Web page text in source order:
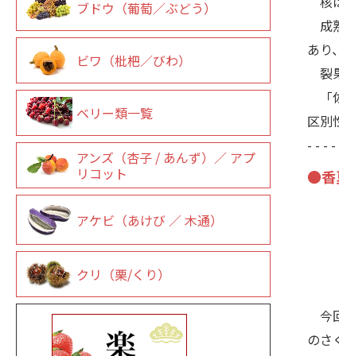
成
あり
裂
「
区別
- - - -
●香
今
のさ
ブドウ（葡萄／ぶどう）
ビワ（枇杷／びわ）
ベリー類一覧
アンズ（杏子 / あんず）／ アプ
リコット
アケビ（あけび ／ 木通）
クリ（栗/くり）